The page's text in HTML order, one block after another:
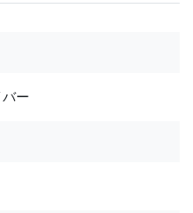
ー